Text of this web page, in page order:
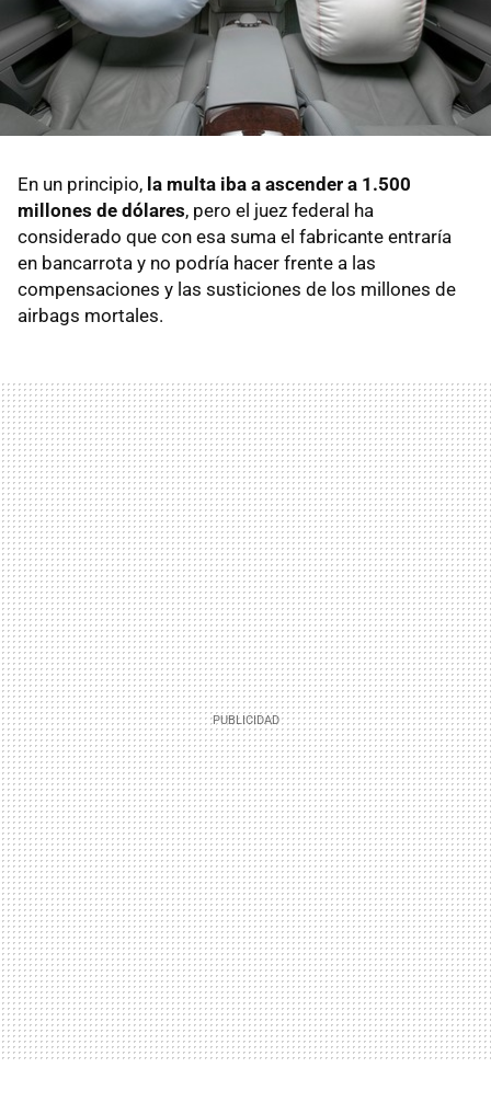
En un principio, la multa iba a ascender a 1.500
millones de dólares, pero el juez federal ha
considerado que con esa suma el fabricante entraría
en bancarrota y no podría hacer frente a las
compensaciones y las susticiones de los millones de
airbags mortales.